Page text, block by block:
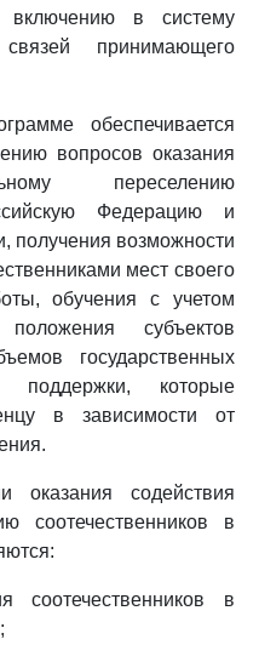
включению в систему
принимающего
обеспечивается
вопросов оказания
переселению
Федерацию и
получения возможности
мест своего
обучения с учетом
положения субъектов
государственных
поддержки, которые
в зависимости от
оказания содействия
соотечественников в
соотечественников в